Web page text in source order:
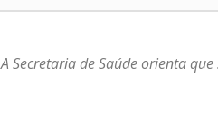
A Secretaria de Saúde orienta